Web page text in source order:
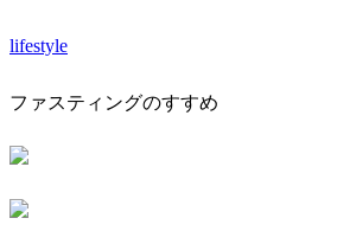
lifestyle
ファスティングのすすめ